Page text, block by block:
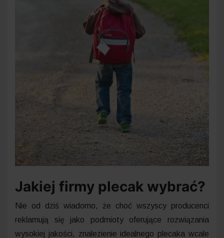
Jakiej firmy plecak wybrać?
Nie od dziś wiadomo, że choć wszyscy producenci
reklamują się jako podmioty oferujące rozwiązania
wysokiej jakości, znalezienie idealnego plecaka wcale